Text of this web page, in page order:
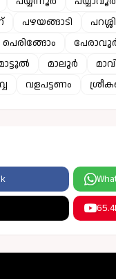
പഴയങ്ങാടി
പെരിങ്ങോം
മാലൂർ
വളപട്ടണം